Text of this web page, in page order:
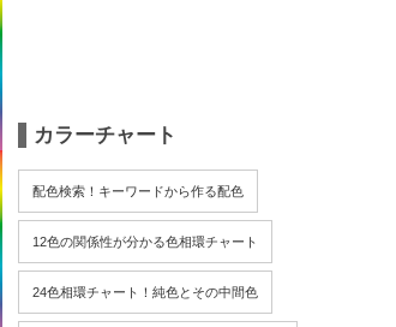
カラーチャート
配色検索！キーワードから作る配色
12色の関係性が分かる色相環チャート
24色相環チャート！純色とその中間色